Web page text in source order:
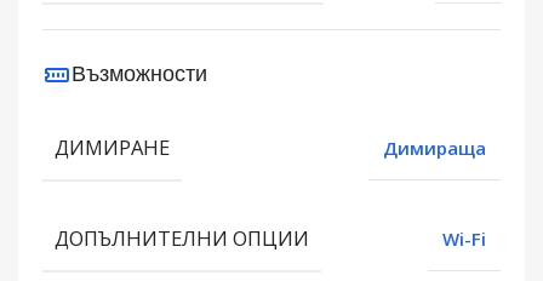
Възможности
ДИМИРАНЕ Димираща
ДОПЪЛНИТЕЛНИ ОПЦИИ Wi-Fi